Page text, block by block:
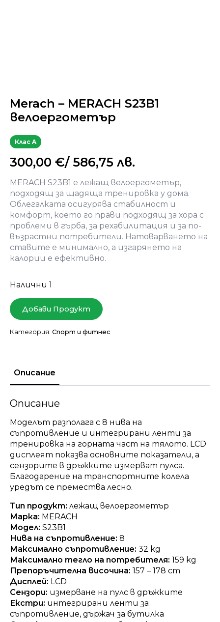
Merach – MERACH S23B1
велоергометър
Клас A
300,00 €/ 586,75 лв.
MERACH S23B1 е лежащ велоергометър,
подходящ за щадяща тренировка у дома.
Облегалката осигурява стабилност и
комфорт, което го прави подходящ за хора с
проблеми в гърба, за рехабилитация и за по-
възрастни потребители. Натоварването на
ставите е минимално, а изгарянето на
калории е ефективно.
Налични 1
Добави Продукт
Категория: Спорт и фитнес
Описание
Описание
Моделът разполага с 8 нива на
съпротивление и интегрирани ленти за
тренировка на горната част на тялото. LCD
дисплеят показва основните показатели, а
сензорите в дръжките измерват пулса.
Благодарение на транспортните колела
уредът се премества лесно.
Тип продукт: лежащ велоергометър
Марка: MERACH
Модел: S23B1
Нива на съпротивление: 8
Максимално съпротивление: 32 kg
Максимално тегло на потребителя: 159 kg
Препоръчителна височина: 157 – 178 cm
Дисплей: LCD
Сензори: измерване на пулс в дръжките
Екстри: интегрирани ленти за
съпротивление, държач за бутилка